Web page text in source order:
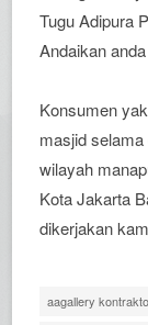
Tugu Adipura
Andaikan
Konsumen
masjid
wilayah
Kota Jakarta
dikerjakan
aagallery